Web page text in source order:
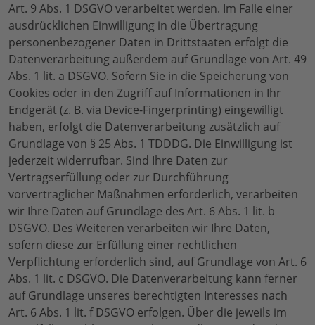
Art. 9 Abs. 1 DSGVO verarbeitet werden. Im Falle einer
ausdrücklichen Einwilligung in die Übertragung
personenbezogener Daten in Drittstaaten erfolgt die
Datenverarbeitung außerdem auf Grundlage von Art. 49
Abs. 1 lit. a DSGVO. Sofern Sie in die Speicherung von
Cookies oder in den Zugriff auf Informationen in Ihr
Endgerät (z. B. via Device-Fingerprinting) eingewilligt
haben, erfolgt die Datenverarbeitung zusätzlich auf
Grundlage von § 25 Abs. 1 TDDDG. Die Einwilligung ist
jederzeit widerrufbar. Sind Ihre Daten zur
Vertragserfüllung oder zur Durchführung
vorvertraglicher Maßnahmen erforderlich, verarbeiten
wir Ihre Daten auf Grundlage des Art. 6 Abs. 1 lit. b
DSGVO. Des Weiteren verarbeiten wir Ihre Daten,
sofern diese zur Erfüllung einer rechtlichen
Verpflichtung erforderlich sind, auf Grundlage von Art. 6
Abs. 1 lit. c DSGVO. Die Datenverarbeitung kann ferner
auf Grundlage unseres berechtigten Interesses nach
Art. 6 Abs. 1 lit. f DSGVO erfolgen. Über die jeweils im